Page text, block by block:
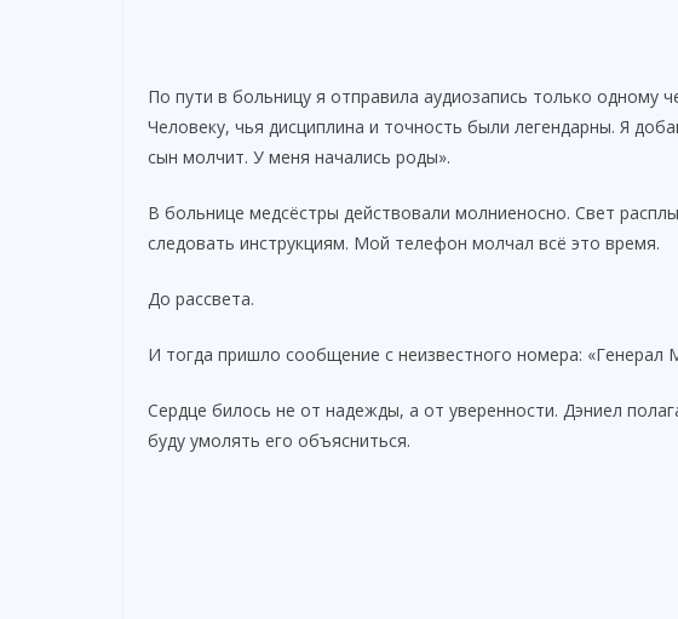
По пути в больницу я отправила аудиозапись только одному
Человеку, чья дисциплина и точность были легендарны. Я
сын молчит. У меня начались роды».
В больнице медсёстры действовали молниеносно. Свет
следовать инструкциям. Мой телефон молчал всё это время.
До рассвета.
И тогда пришло сообщение с неизвестного номера: «Генерал
Сердце билось не от надежды, а от уверенности. Дэниел
буду умолять его объясниться.